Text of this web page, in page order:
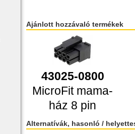
Ajánlott hozzávaló termékek
43025-0800
MicroFit mama-
ház 8 pin
Alternatívák, hasonló /